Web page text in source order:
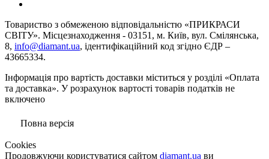
Товариство з обмеженою вiдповiдальнiстю «ПРИКРАСИ
СВІТУ». Місцезнаходження - 03151, м. Київ, вул. Смілянська,
8, info@diamant.ua, ідентифікаційний код згідно ЄДР –
43665334.
Інформація про вартість доставки міститься у розділі «Оплата
та доставка». У розрахунок вартості товарів податків не
включено
Повна версія
Сookies
Продовжуючи користуватися сайтом diamant.ua ви